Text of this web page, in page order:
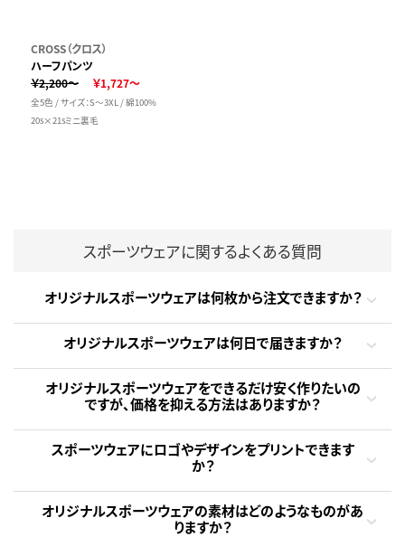
CROSS（クロス）
ハーフパンツ
￥2,200～
￥1,727～
全5色 / サイズ：S～3XL / 綿100%
20s×21sミニ裏毛
スポーツウェアに関するよくある質問
オリジナルスポーツウェアは何枚から注文できますか？
オリジナルスポーツウェアは何日で届きますか？
オリジナルスポーツウェアをできるだけ安く作りたいの
ですが、価格を抑える方法はありますか？
スポーツウェアにロゴやデザインをプリントできます
か？
オリジナルスポーツウェアの素材はどのようなものがあ
りますか？